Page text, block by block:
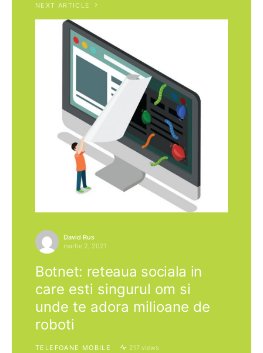
NEXT ARTICLE
David Rus
martie 2, 2021
Botnet: reteaua sociala in
care esti singurul om si
unde te adora milioane de
roboti
TELEFOANE MOBILE 217 views